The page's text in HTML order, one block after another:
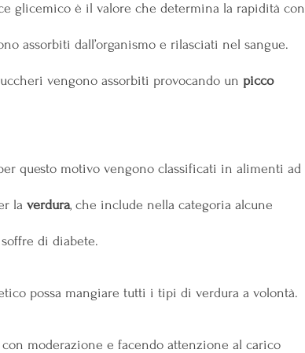
glicemico è il valore che determina la rapidità con
assorbiti dall’organismo e rilasciati nel sangue.
vengono assorbiti provocando un picco
questo motivo vengono classificati in alimenti ad
la verdura, che include nella categoria alcune
di diabete.
possa mangiare tutti i tipi di verdura a volontà.
moderazione e facendo attenzione al carico